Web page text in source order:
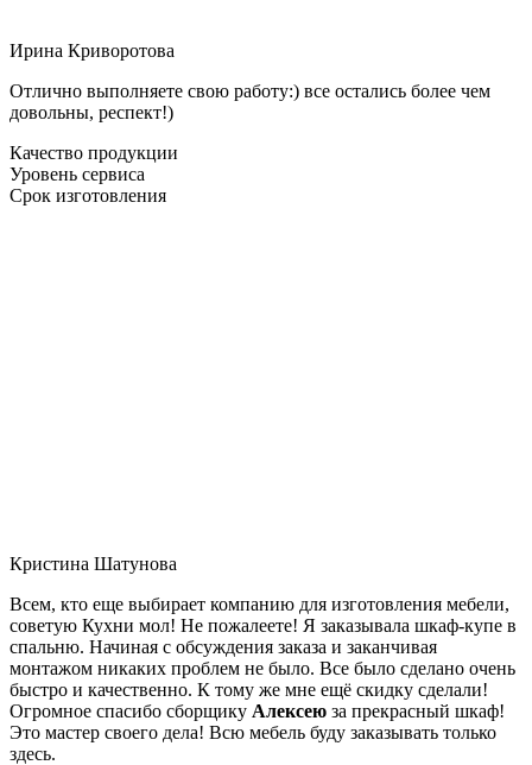
Ирина Криворотова
Отлично выполняете свою работу:) все остались более чем
довольны, респект!)
Качество продукции
Уровень сервиса
Срок изготовления
Кристина Шатунова
Всем, кто еще выбирает компанию для изготовления мебели,
советую Кухни мол! Не пожалеете! Я заказывала шкаф-купе в
спальню. Начиная с обсуждения заказа и заканчивая
монтажом никаких проблем не было. Все было сделано очень
быстро и качественно. К тому же мне ещё скидку сделали!
Огромное спасибо сборщику Алексею за прекрасный шкаф!
Это мастер своего дела! Всю мебель буду заказывать только
здесь.